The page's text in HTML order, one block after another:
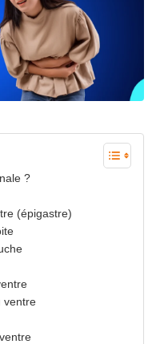
?
(épigastre)
ventre